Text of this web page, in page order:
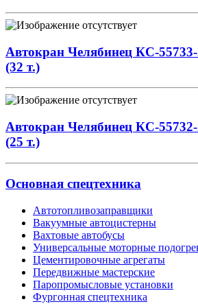
Автокран Челябинец КС-
(32 т.)
Автокран Челябинец КС-55732-
(25 т.)
Основная спецтехника
Автотопливозаправщики
Вакуумные автоцистерны
Вахтовые автобусы
Универсальные моторные
Цементировочные агрегаты
Передвижные мастерские
Паропромысловые установки
Фургонная спецтехника